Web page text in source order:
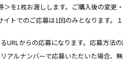
を1枚お渡しします。ご購入後の変更
トでのご応募は1回のみとなります
からの応募になります。応募方法
ルナンバーで応募いただいた場合、無